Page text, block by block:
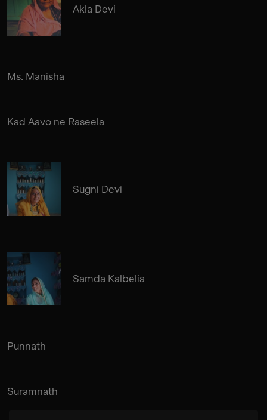
Akla Devi
Ms. Manisha
Kad Aavo ne Raseela
Sugni Devi
Samda Kalbelia
Punnath
Suramnath